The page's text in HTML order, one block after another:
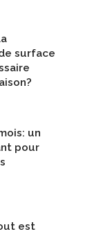
surface
un
pour
est